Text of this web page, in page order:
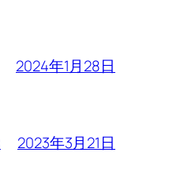
2024年1月28日
2023年3月21日